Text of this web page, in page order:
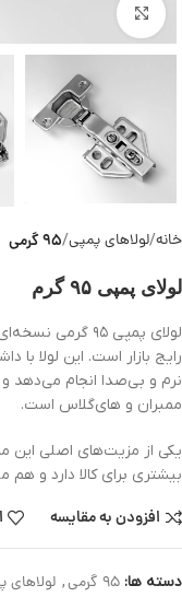
بزرگنمایی تصویر
خانه لولاهای پمپی 95 گرمی
لولای پمپی ۹۵ گرم
لولای پمپی ۹۵
رایج بازار است. این لولا
ممبران و های‌گلاس است.
یکی از مزیت‌های اصلی
بیشتری برای کالا دارد و
افزودن به مقایسه
دسته ها: 95 گرمی , لولاهای